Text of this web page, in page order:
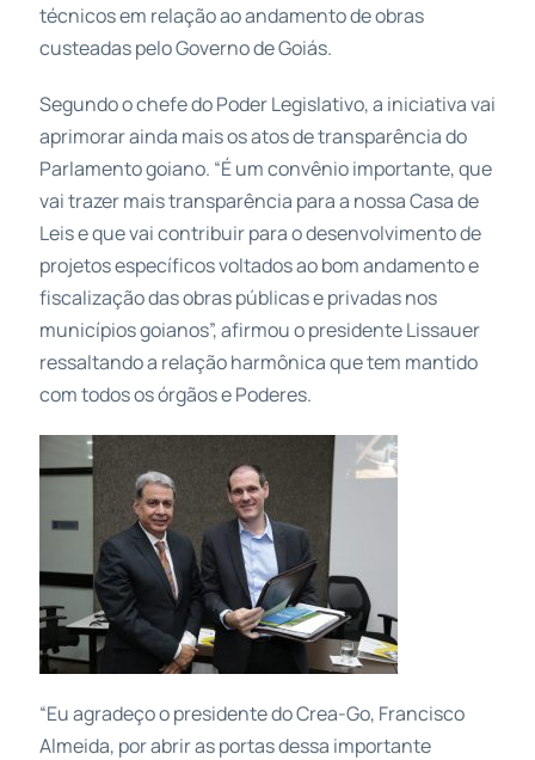
técnicos em relação ao andamento de obras
custeadas pelo Governo de Goiás.
Segundo o chefe do Poder Legislativo, a iniciativa vai
aprimorar ainda mais os atos de transparência do
Parlamento goiano. “É um convênio importante, que
vai trazer mais transparência para a nossa Casa de
Leis e que vai contribuir para o desenvolvimento de
projetos específicos voltados ao bom andamento e
fiscalização das obras públicas e privadas nos
municípios goianos”, afirmou o presidente Lissauer
ressaltando a relação harmônica que tem mantido
com todos os órgãos e Poderes.
“Eu agradeço o presidente do Crea-Go, Francisco
Almeida, por abrir as portas dessa importante